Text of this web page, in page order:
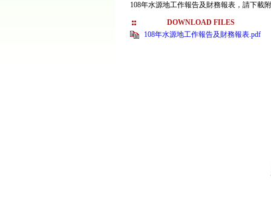
108年水源地工作報告及財務報表，請下載
DOWNLOAD FILES
108年水源地工作報告及財務報表.pdf